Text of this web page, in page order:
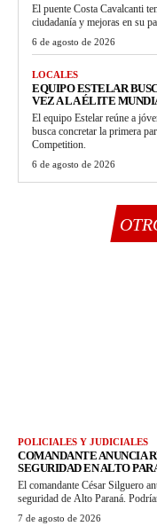
El puente Costa Cavalcanti
ciudadanía y mejoras en su
6 de agosto de 2026
LOCALES
EQUIPO ESTELAR
VEZ A LA ÉLITE
El equipo Estelar reúne a
busca concretar la primera
Competition.
6 de agosto de 2026
POLICIALES Y JUDICIALES
COMANDANTE ANUNCIA
SEGURIDAD EN ALTO
El comandante César Silguero
seguridad de Alto Paraná.
7 de agosto de 2026